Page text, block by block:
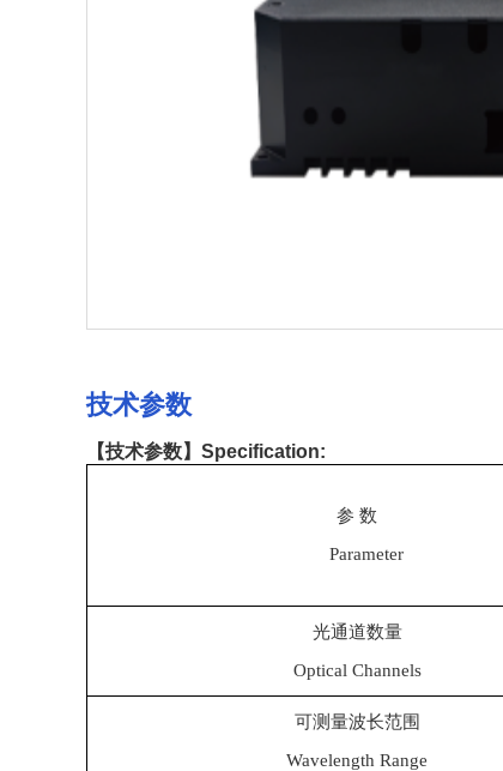
技术参数
【技术参数】 Specification:
参 数
Parameter
光通道数量
Optical Channels
可测量波长范围
Wavelength Range